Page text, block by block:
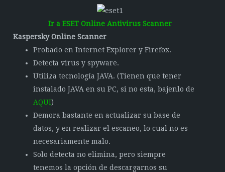
Ir a ESET Online Antivirus Scanner
Kaspersky Online Scanner
Probado en Internet Explorer y Firefox.
Detecta virus y spyware.
Utiliza tecnología JAVA. (Tienen que tener
instalado JAVA en su PC, si no esta, bajenlo de
AQUI)
Demora bastante en actualizar su base de
datos, y en realizar el escaneo, lo cual no es
necesariamente malo.
Solo detecta no elimina, pero siempre
tenemos la opción de descargarnos su